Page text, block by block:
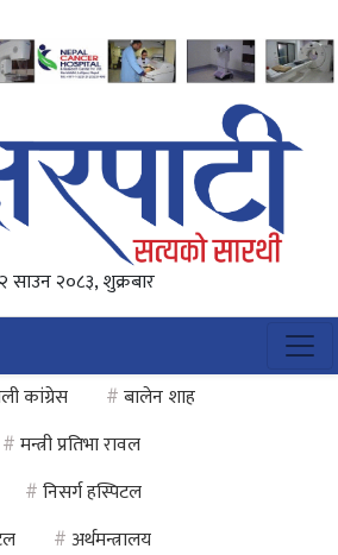
साउन २०८३, शुक्रबार
कांग्रेस #बालेन शाह
#मन्त्री प्रतिभा रावल
#निसर्ग हस्पिटल
#अर्थमन्त्रालय